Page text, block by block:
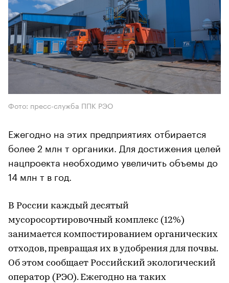
Фото: пресс-служба ППК РЭО
Ежегодно на этих предприятиях отбирается
более 2 млн т органики. Для достижения целей
нацпроекта необходимо увеличить объемы до
14 млн т в год.
В России каждый десятый
мусоросортировочный комплекс (12%)
занимается компостированием органических
отходов, превращая их в удобрения для почвы.
Об этом сообщает Российский экологический
оператор (РЭО). Ежегодно на таких